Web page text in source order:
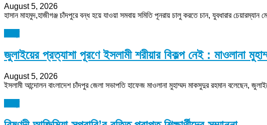
August 5, 2026
হাসান মাহমুদ,হাজীগঞ্জ চাঁদপুরে বন্ধ হয়ে যাওয়া সমবায় সমিতি পূনরায় চালু করতে চান, যুবধারার
জুলাইয়ের প্রত্যাশা পূরণে ইসলামী শরীয়ার বিকল্প নেই : মাওলানা
August 5, 2026
ইসলামী আন্দোলন বাংলাদেশ চাঁদপুর জেলা সভাপতি হাফেজ মাওলানা মুহাম্মদ মাকসুদুর রহমান বলেছেন,